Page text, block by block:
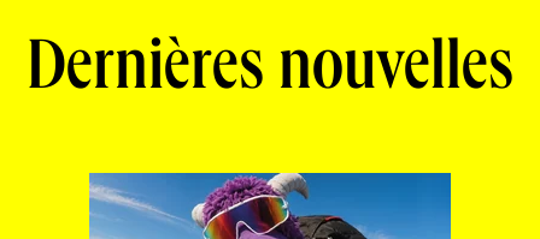
Dernières nouvelles